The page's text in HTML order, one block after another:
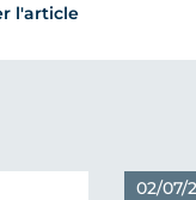
l'article
02/07/